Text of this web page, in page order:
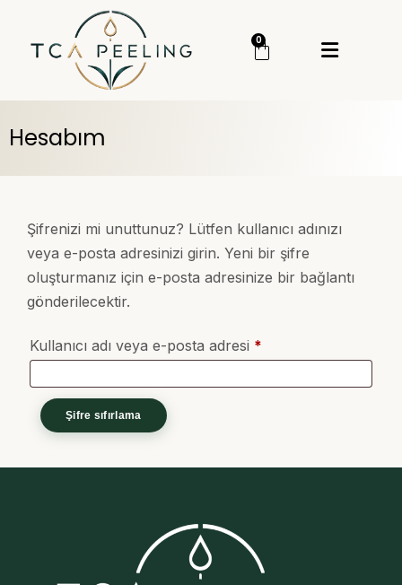
0
Hesabım
Şifrenizi mi unuttunuz? Lütfen kullanıcı adınızı
veya e-posta adresinizi girin. Yeni bir şifre
oluşturmanız için e-posta adresinize bir bağlantı
gönderilecektir.
Kullanıcı adı veya e-posta adresi *
Şifre sıfırlama
Giriş Yap
Kategoriler
Cilt Bakım
Cilt Serumu
TCA Peeling